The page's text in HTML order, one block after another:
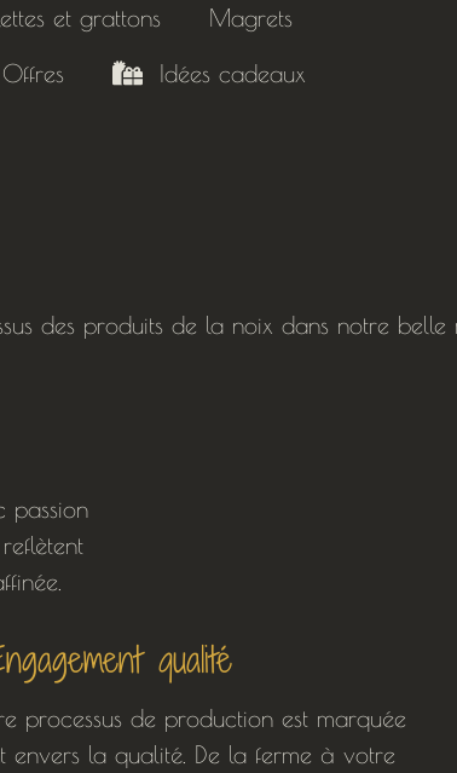
et grattons
Magrets
Idées cadeaux
des produits de la noix dans notre
passion
qualité
processus de production est marquée
envers la qualité. De la ferme à votre